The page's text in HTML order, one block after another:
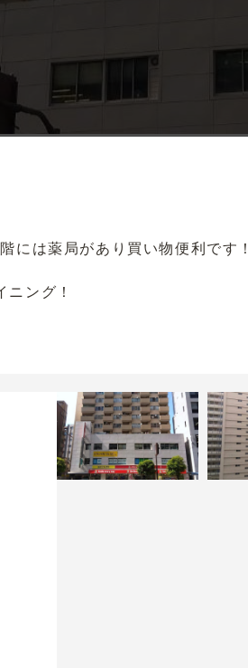
には薬局があり買い物便利です！
ング！